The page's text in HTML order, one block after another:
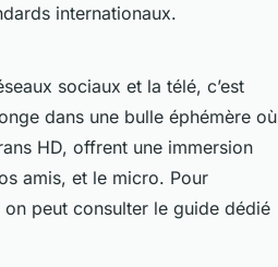
internationaux.
sociaux et la télé, c’est
dans une bulle éphémère où
HD, offrent une immersion
amis, et le micro. Pour
peut consulter le guide dédié